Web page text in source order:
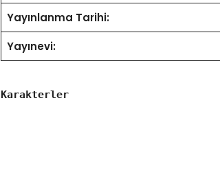
Yayınlanma Tarihi:
Yayınevi:
Karakterler